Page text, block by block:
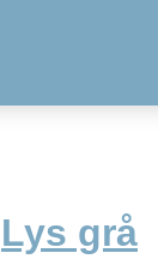
Lys grå